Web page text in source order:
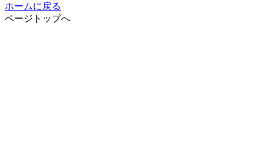
ホームに戻る
ページトップへ